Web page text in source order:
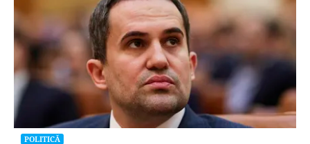
POLITICĂ